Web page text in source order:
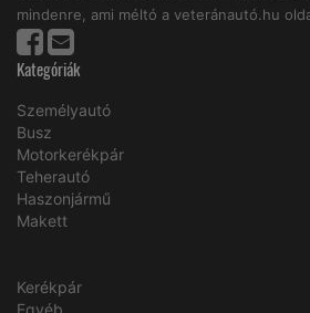
mindenre, ami méltó a veteránautó.hu
Kategóriák
Személyautó
Busz
Motorkerékpár
Teherautó
Haszonjármű
Makett
Kerékpár
Egyéb